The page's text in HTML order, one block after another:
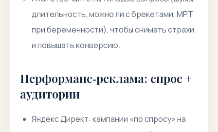
длительность, можно ли с брекетами, МРТ
при беременности), чтобы снимать страхи
и повышать конверсию.
Перформанс‑реклама: спрос +
аудитории
Яндекс Директ: кампании «по спросу» на